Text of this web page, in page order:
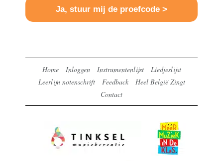
Home Inloggen Instrumentenlijst
Liedjeslijst
Leerlijn notenschrift
Feedback
Heel België Zingt
Contact